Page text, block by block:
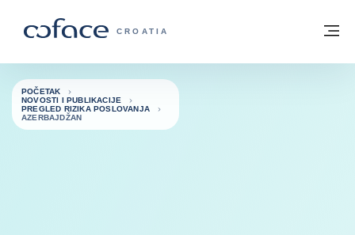
COFACE FOR TRADE - POČETNA
CROATIA
Povratak na početnu stranicu
POČETAK
NOVOSTI I PUBLIKACIJE
PREGLED RIZIKA POSLOVANJA
AZERBAJDŽAN